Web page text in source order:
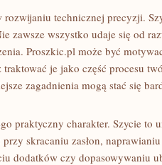
rozwijaniu technicznej precyzji.
zawsze wszystko udaje się od
Proszkic.pl może być
je jako część procesu
zagadnienia mogą stać się
praktyczny charakter. Szycie to
skracaniu zasłon,
dodatków czy dopasowywaniu